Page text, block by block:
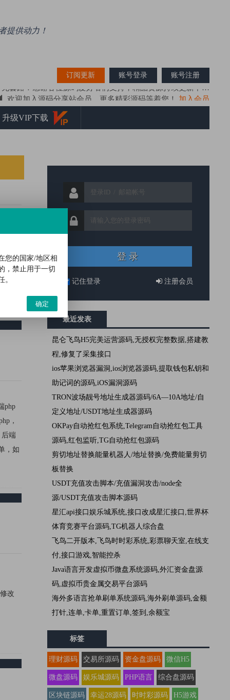
提供动力！
搜索资源
账号注册
账号登录
订阅更新
欢迎加入源码分享站会员，更多精彩源码等着您！ 加入会员
、时时彩源码、彩票系统源码为一体的资源分享学习平台！
源码精选、站长亲测，提高源码质量是源码分享站的宗旨！
源码分享站（ymfxz.com）做有态度的源码分享学习平台！
升级VIP下载
php
，
后端
，如
改
注册会员
记住登录
最近发表
昆仑飞鸟H5完美运营源码,无授权完整数据,搭建教
程,修复了采集接口
ios苹果浏览器漏洞,ios浏览器源码,提取钱包私钥和
助记词的源码,iOS漏洞源码
TRON波场靓号地址生成器源码/6A—10A地址/自
定义地址/USDT地址生成器源码
OKPay自动抢红包系统,Telegram自动抢红包工具
源码,红包监听,TG自动抢红包源码
剪切地址替换能量机器人/地址替换/免费能量剪切
板替换
USDT充值攻击脚本/充值漏洞攻击/node全
源/USDT充值攻击脚本源码
星汇api接口娱乐城系统,接口改成星汇接口,世界杯
体育竞赛平台源码,TG机器人综合盘
飞鸟二开版本,飞鸟时时彩系统,彩票聊天室,在线支
付,接口游戏,智能控杀
Java语言开发虚拟币微盘系统源码,外汇资金盘源
码,虚拟币贵金属交易平台源码
海外多语言抢单刷单系统源码,海外刷单源码,金额
打针,连单,卡单,重置订单,签到,余额宝
标签
理财源码 交易所源码 资金盘源码 微信H5
微盘源码 娱乐城源码 PHP语言 综合盘源码
区块链源码 幸运28源码 时时彩源码 H5游戏
您的国家/地区相
，禁止用于一切
。
确定